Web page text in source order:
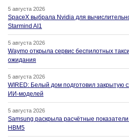
5 августа 2026
SpaceX выбрала Nvidia для
Starmind AI1
5 августа 2026
Waymo открыла сервис беспилотных
ожидания
5 августа 2026
WIRED: Белый дом подготовил закрытую
ИИ-моделей
5 августа 2026
Samsung раскрыла расчётные
HBM5